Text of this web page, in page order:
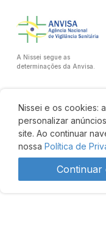
Nissei e os cookies:
personalizar
site. Ao continuar
nossa Política de
A Nissei segue as
determinações da Anvisa.